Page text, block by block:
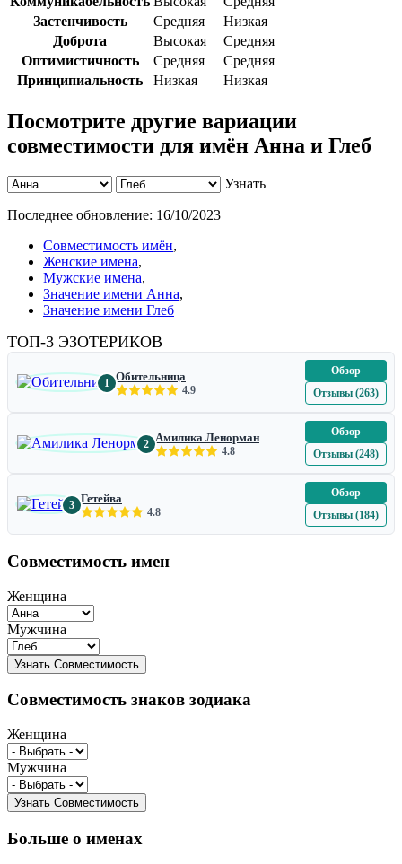
Застенчивость
Средняя
Низкая
Доброта
Высокая
Средняя
Оптимистичность
Средняя
Средняя
Принципиальность
Низкая Низкая
Посмотрите другие вариации
совместимости для имён Анна и Глеб
Узнать
Последнее обновление: 16/10/2023
Совместимость имён,
Женские имена,
Мужские имена,
Значение имени Анна,
Значение имени Глеб
ТОП-3 ЭЗОТЕРИКОВ
1 Обительница
4.9
Обзор
Отзывы (263)
2 Амилика Ленорман
4.8
Обзор
Отзывы (248)
3 Гетейва
4.8
Обзор
Отзывы (184)
Совместимость имен
Женщина
Мужчина
Совместимость знаков зодиака
Женщина
Мужчина
Больше о именах